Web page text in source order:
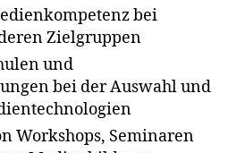
bei
Zielgruppen
und
bei der Auswahl und
Workshops, Seminaren